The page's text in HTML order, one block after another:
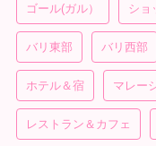
ゴール(ガル） ショ
バリ東部 バリ西部
ホテル＆宿 マレー
レストラン＆カフェ